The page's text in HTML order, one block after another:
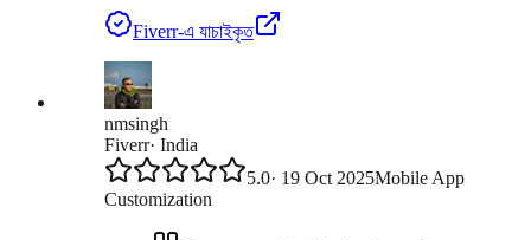
Fiverr-এ যাচাইকৃত
nmsingh
Fiverr· India
5.0· 19 Oct 2025Mobile App
Customization